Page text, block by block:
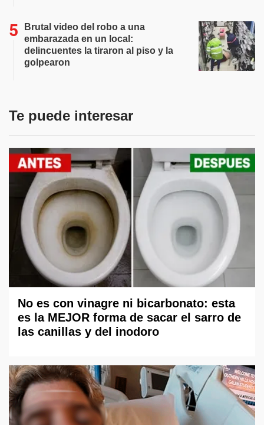
Brutal video del robo a una
embarazada en un local:
delincuentes la tiraron al piso y la
golpearon
Te puede interesar
No es con vinagre ni bicarbonato: esta
es la MEJOR forma de sacar el sarro de
las canillas y del inodoro